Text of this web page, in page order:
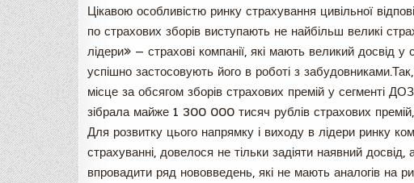
Цікавою особливістю ринку страхування цивільної
по страхових зборів виступають не найбільш великі
лідери» — страхові компанії, які мають великий досвід у
успішно застосовують його в роботі з
місце за обсягом зборів страхових премій у сегменті
зібрала майже 1 300 000 тисяч рублів страхових
Для розвитку цього напрямку і виходу в лідери ринку
страхуванні, довелося не тільки задіяти наявний
впровадити ряд нововведень, які не мають аналогів на